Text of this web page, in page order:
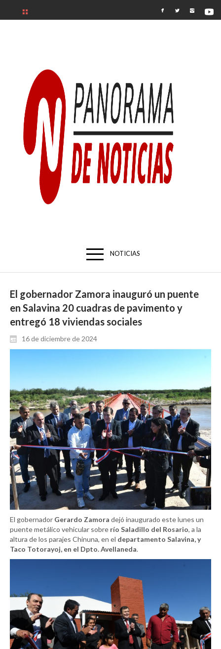
NOTICIAS
El gobernador Zamora inauguró un puente
en Salavina 20 cuadras de pavimento y
entregó 18 viviendas sociales
16 de diciembre de 2024
El gobernador Gerardo Zamora dejó inaugurado este lunes un
puente metálico vehicular sobre río Saladillo del Rosario, a la
altura de los parajes Chinuna, en el departamento Salavina, y
Taco Totorayoj, en el Dpto. Avellaneda.